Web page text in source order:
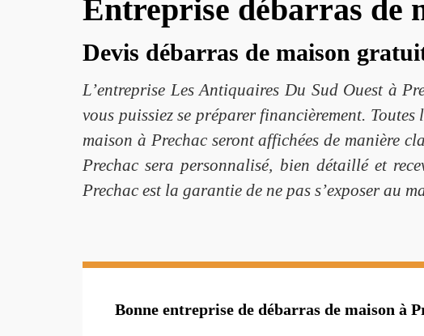
Entreprise débarras de
Devis débarras de maison
L’entreprise Les Antiquaires Du Sud Ouest à
vous puissiez se préparer financièrement.
maison à Prechac seront affichées de manière
Prechac sera personnalisé, bien détaillé et
Prechac est la garantie de ne pas s’exposer au
Bonne entreprise de débarras de maison à